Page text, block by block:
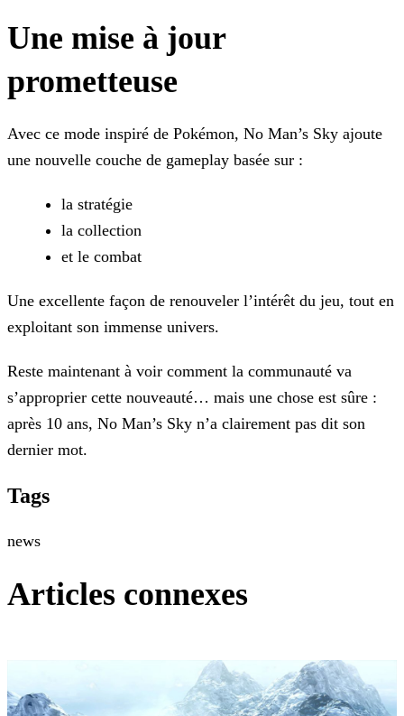
Une mise à jour
prometteuse
Avec ce mode inspiré de Pokémon, No Man’s Sky ajoute
une nouvelle couche de gameplay basée sur :
la stratégie
la collection
et le combat
Une excellente façon de renouveler l’intérêt du jeu, tout en
exploitant son immense univers.
Reste maintenant à voir comment la communauté va
s’approprier cette nouveauté… mais une chose est sûre :
après 10 ans, No Man’s Sky n’a clairement pas dit son
dernier mot.
Tags
news
Articles connexes